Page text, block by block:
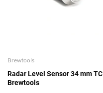
Brewtools
Radar Level Sensor 34 mm TC
Brewtools